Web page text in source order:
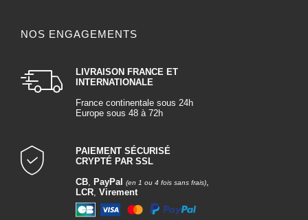
NOS ENGAGEMENTS
LIVRAISON FRANCE ET
INTERNATIONALE
France continentale sous 24h
Europe sous 48 à 72h
PAIEMENT SÉCURISÉ
CRYPTÉ PAR SSL
CB, PayPal (en 1 ou 4 fois sans frais),
LCR, Virement